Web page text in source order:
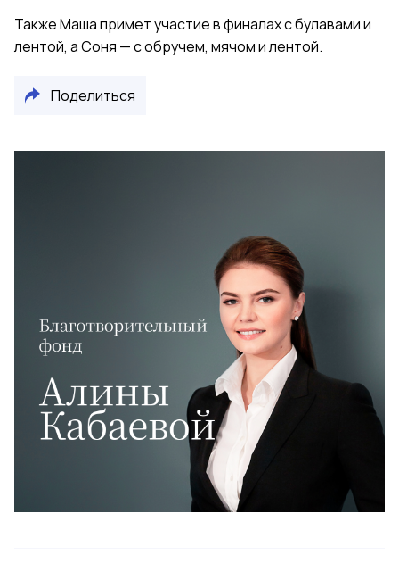
Также Маша примет участие в финалах с булавами и
лентой, а Соня — с обручем, мячом и лентой.
Поделиться